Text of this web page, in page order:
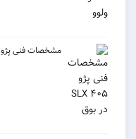
مشخصات فنی پژو ۴۰۵ SLX در بوق